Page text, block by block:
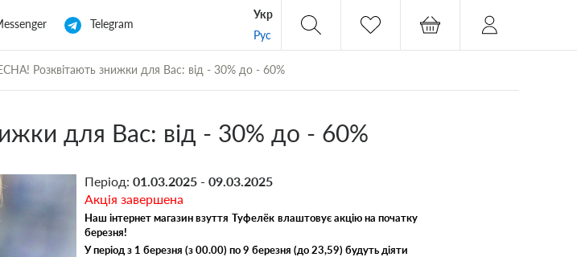
Telegram
Укр
Рус
Розквітають знижки для Вас: від - 30% до - 60%
для Вас: від - 30% до - 60%
Період: 01.03.2025 - 09.03.2025
Акція завершена
Наш інтернет магазин взуття Туфелёк влаштовує акцію на початку
березня!
У період з 1 березня (з 00.00) по 9 березня (до 23,59) будуть діяти